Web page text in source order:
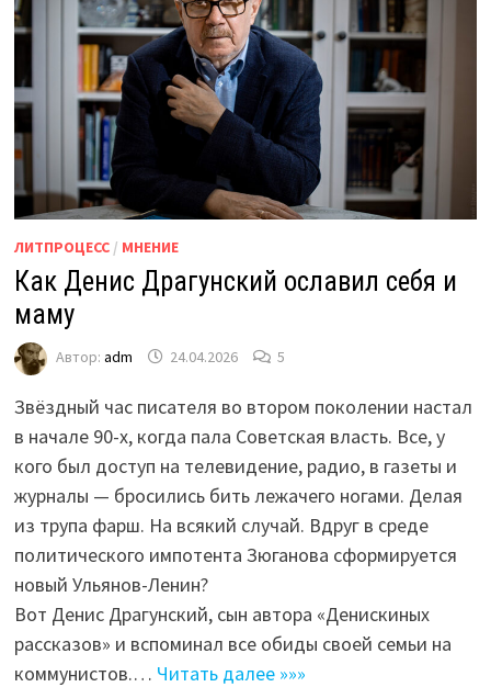
ЛИТПРОЦЕСС/ МНЕНИЕ
Как Денис Драгунский ославил себя и
маму
Автор: adm 24.04.2026 5
Звёздный час писателя во втором поколении настал
в начале 90-х, когда пала Советская власть. Все, у
кого был доступ на телевидение, радио, в газеты и
журналы — бросились бить лежачего ногами. Делая
из трупа фарш. На всякий случай. Вдруг в среде
политического импотента Зюганова сформируется
новый Ульянов-Ленин?
Вот Денис Драгунский, сын автора «Денискиных
рассказов» и вспоминал все обиды своей семьи на
коммунистов.… Читать далее »»»